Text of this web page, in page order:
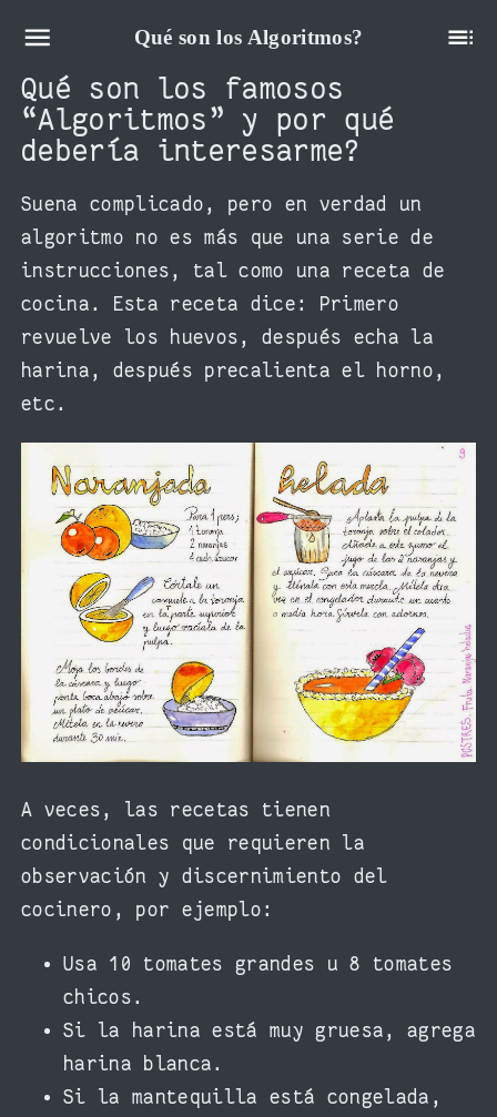
Qué son los Algoritmos?
Qué son los famosos
“Algoritmos” y por qué
debería interesarme?
Suena complicado, pero en verdad un
algoritmo no es más que una serie de
instrucciones, tal como una receta de
cocina. Esta receta dice: Primero
revuelve los huevos, después echa la
harina, después precalienta el horno,
etc.
A veces, las recetas tienen
condicionales que requieren la
observación y discernimiento del
cocinero, por ejemplo:
Usa 10 tomates grandes u 8 tomates
chicos.
Si la harina está muy gruesa, agrega
harina blanca.
Si la mantequilla está congelada,